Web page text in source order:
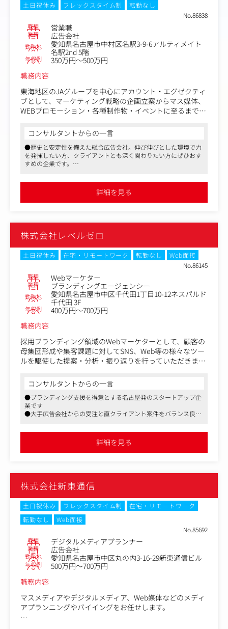
提案の幅は、テレビCM含めたマス媒体から交通広告、デ
ジタルサイネージ、プロモーション、イベント、デジタル
など広く、課題に応じた提案を実施頂きます。
プランニングに関しては、メディア、マーケティング、ク
リエイティブなどの各種専門スタッフ、または外部の協力
会社のスタッフと連携しつつ進めてまいります。
の一般企業や自治体等、多種多様な取引先がございます。
入社後は先輩社員のもとで業務を覚えていただきます。
どに取り組んでいただき、徐々に営業の最前線でご活躍い
土日祝休み フレックスタイム制
転勤なし
No.86838
職種 営業職
業種 広告会社
勤務地
愛知県名古屋市中村区名駅3-9-6アルティメイト
名駅2nd 5階
年収例
350万円～500万円
職務内容
東海地区のJAグループを中心にアカウント・エグゼクティ
ブとして、マーケティング戦略の企画立案からマス媒体、
WEBプロモーション・各種制作物・イベントに至るまで課
す。
業界問わず新規開拓にもチャレンジして頂くことも可能で
す。
社会的課題に取り組むクライアントが多いので、継続性の
・Google Analyticsでの数値分析やデータを基にした改善
提案
テレビ番組企画、テレビCM、ラジオCM、新聞広告、雑誌
広告、Webプロモーション、イベント企画、OOH、カタロ
グ・パンフレット制作、各種制作物
コンサルタントからの一言
●歴史と安定性を備えた総合広告会社。伸び伸びとした環境で力
を発揮したい方、クライアントとも深く関わりたい方にぜひおす
すめの企業です。
●落ち着いた社風で、社員のお人柄が良い印象です。弊社経由で
過去に数十名の方が入社している実績があり活躍しています。
詳細を見る
株式会社レベルゼロ
土日祝休み 在宅・リモートワーク 転勤なし
Web面接
No.86145
職種 Webマーケター
業種 ブランディングエージェンシー
勤務地
愛知県名古屋市中区千代田1丁目10-12ネスパルド
千代田 3F
年収例
400万円～700万円
職務内容
採用ブランディング領域のWebマーケターとして、顧客の
母集団形成や集客課題に対してSNS、Web等の様々なツー
ルを駆使した提案・分析・振り返りを行っていただきま
＜業務詳細＞
・Web広告の企画・運用・改善
・Google Analyticsなどを活用したアクセス解析
・採用サイト・コーポレートサイト・LPの改善提案
・SNSやWEBメディアを活用した集客施策の立案
・クライアントへのレポート作成・改善提案
・採用・広報・ブランディング領域におけるマーケティン
グ戦略の設計
単に数字を見るだけではなく、「なぜ応募につながらない
のか」「どんなメッセージならターゲットに届くのか」
「どの導線を改善すれば成果が上がるのか」を考えなが
ら、クリエイティブとマーケティングの両面から成果を追
求します。
コンサルタントからの一言
●ブランディング支援を得意とする名古屋発のスタートアップ企
業です
●大手広告会社からの受注と直クライアント案件をバランス良く
●代表や役員は地場では有力なプロダクション、代理店を経て加
入した幅広い知見をもつ優秀なディレクターばかりです
詳細を見る
株式会社新東通信
土日祝休み フレックスタイム制
在宅・リモートワーク
転勤なし
Web面接
No.85692
職種 デジタルメディアプランナー
業種 広告会社
勤務地 愛知県名古屋市中区丸の内3-16-29新東通信ビル
年収例
500万円～700万円
職務内容
マスメディアやデジタルメディア、Web媒体などのメディ
アプランニングやバイイングをお任せします。